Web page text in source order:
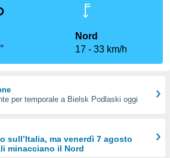
Nord
17
33 km/h
per temporale a Bielsk Podlaski oggi
sull’Italia, ma venerdì 7 agosto
minacciano il Nord